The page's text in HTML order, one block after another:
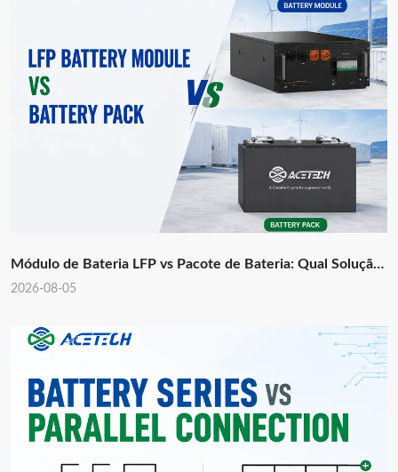
Módulo de Bateria LFP vs Pacote de Bateria: Qual Solução
é Melhor para Sistemas de Armazenamento de Energia?
2026-08-05